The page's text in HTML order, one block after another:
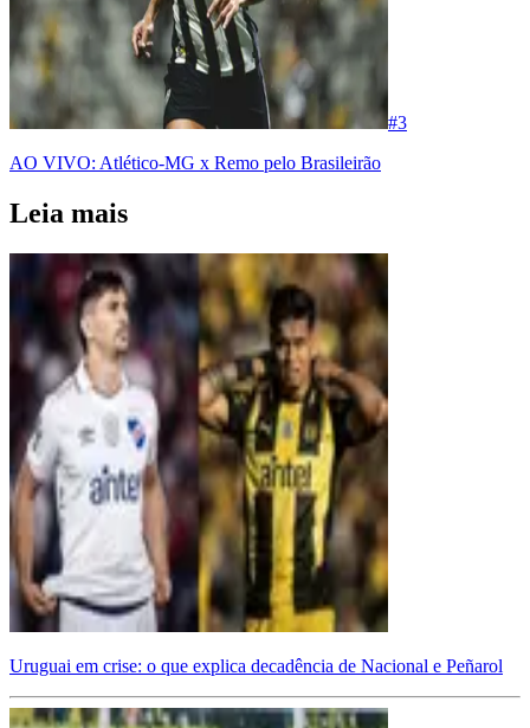
#3
AO VIVO: Atlético-MG x Remo pelo Brasileirão
Leia mais
Uruguai em crise: o que explica decadência de Nacional e Peñarol